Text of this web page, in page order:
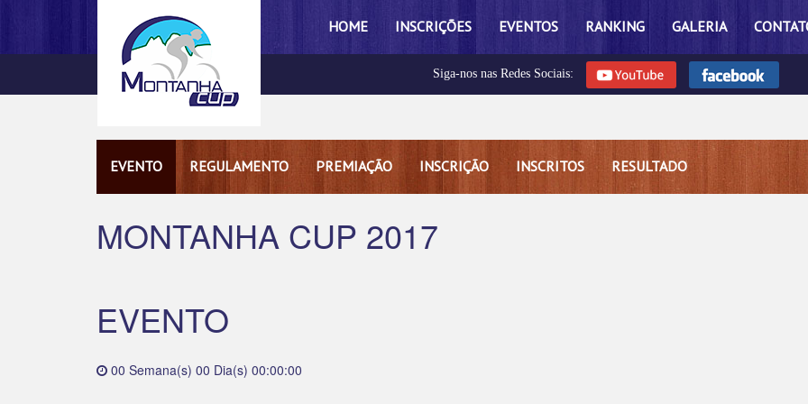
HOME INSCRIÇÕES EVENTOS RANKING GALERIA
Siga-nos nas Redes Sociais:
EVENTO REGULAMENTO PREMIAÇÃO INSCRIÇÃO INSCRITOS RESULTADO
MONTANHA CUP 2017
EVENTO
00 Semana(s) 00 Dia(s) 00:00:00